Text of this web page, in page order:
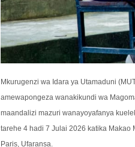
Mkurugenzi wa Idara ya Utamaduni
amewapongeza wanakikundi wa
maandalizi mazuri wanayoyafanya
tarehe 4 hadi 7 Julai 2026 katika Makao
Paris, Ufaransa.